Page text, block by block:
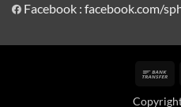
Facebook : facebook.com/